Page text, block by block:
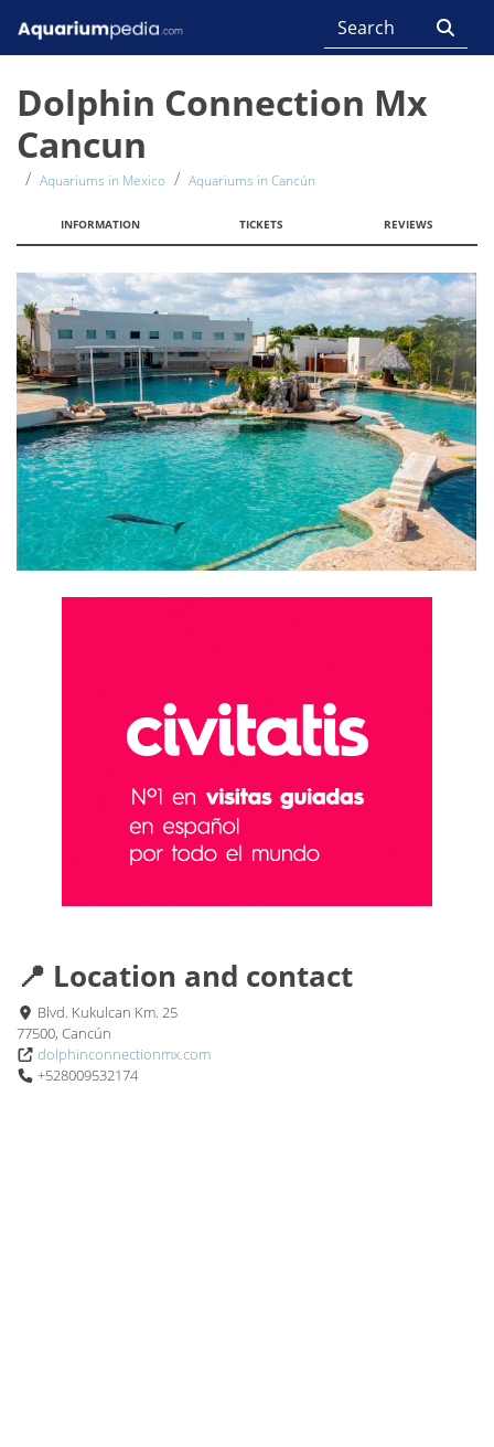
Dolphin Connection Mx
Cancun
Aquariums in Mexico Aquariums in Cancún
INFORMATION TICKETS REVIEWS
📍 Location and contact
Blvd. Kukulcan Km. 25
77500, Cancún
dolphinconnectionmx.com
+528009532174